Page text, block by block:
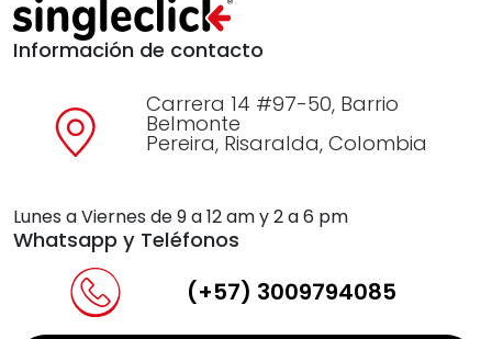
Información de contacto
Carrera 14 #97-50, Barrio
Belmonte
Pereira, Risaralda, Colombia
Lunes a Viernes de 9 a 12 am y 2 a 6 pm
Whatsapp y Teléfonos
(+57) 3009794085